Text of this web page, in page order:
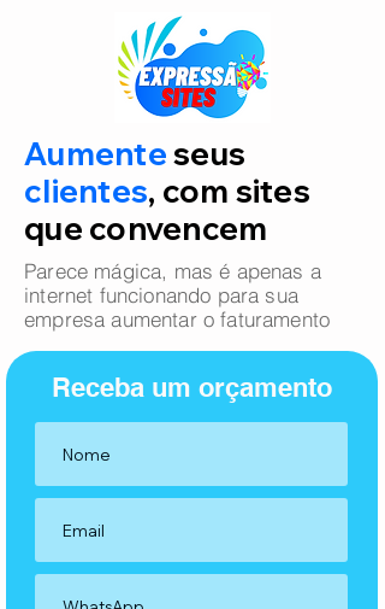
Aumenteseus
clientes, com sites
que convencem
Parece mágica, mas é apenas a
internet funcionando para sua
empresa aumentar o faturamento
Receba um orçamento